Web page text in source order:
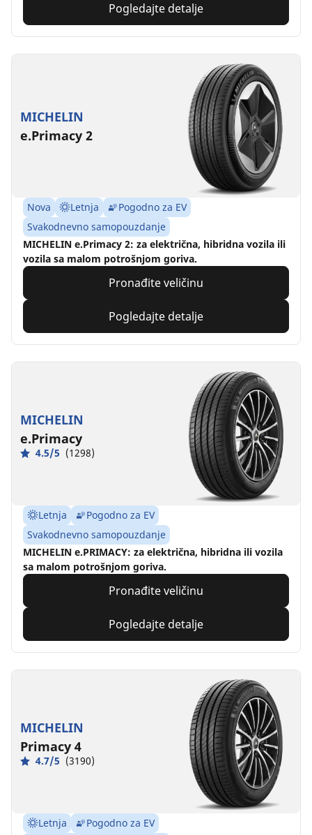
Pogledajte detalje
MICHELIN
e.Primacy 2
Nova Letnja
Pogodno za EV
Svakodnevno samopouzdanje
MICHELIN e.Primacy 2: za električna, hibridna vozila ili
vozila sa malom potrošnjom goriva.
Pronađite veličinu
Pogledajte detalje
MICHELIN
e.Primacy
4.5/5 (1298)
Letnja
Pogodno za EV
Svakodnevno samopouzdanje
MICHELIN e.PRIMACY: za električna, hibridna ili vozila
sa malom potrošnjom goriva.
Pronađite veličinu
Pogledajte detalje
MICHELIN
Primacy 4
4.7/5 (3190)
Letnja Pogodno za EV